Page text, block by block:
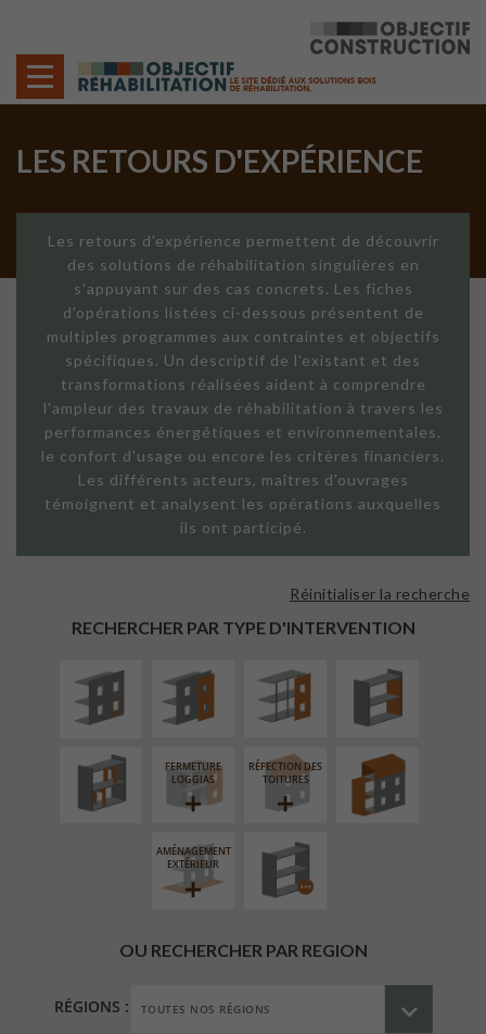
LES RETOURS D'EXPÉRIENCE
Les retours d'expérience permettent de découvrir
des solutions de réhabilitation singulières en
s'appuyant sur des cas concrets. Les fiches
d'opérations listées ci-dessous présentent de
multiples programmes aux contraintes et objectifs
spécifiques. Un descriptif de l'existant et des
transformations réalisées aident à comprendre
l'ampleur des travaux de réhabilitation à travers les
performances énergétiques et environnementales,
le confort d'usage ou encore les critères financiers.
Les différents acteurs, maîtres d'ouvrages
témoignent et analysent les opérations auxquelles
ils ont participé.
RECHERCHER PAR TYPE D'INTERVENTION
Réinitialiser la recherche
EXTÉRIEURE
FAÇADE SUR
LINÉAIRE
ISOLATION
INTÉRIEURE
RÉAMÉNAGEMENT
INTÉRIEUR
FERMETURE
LOGGIAS
RÉFECTION DES
TOITURES
SURÉLÉVATION
EXTENSION
AMÉNAGEMENT
EXTÉRIEUR
PROCÉDÉ
PARTICULIER
OU RECHERCHER PAR REGION
RÉGIONS :